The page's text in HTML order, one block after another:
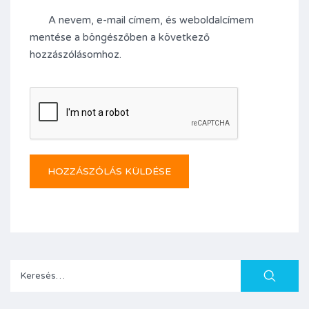
A nevem, e-mail címem, és weboldalcímem
mentése a böngészőben a következő
hozzászólásomhoz.
Keresés: